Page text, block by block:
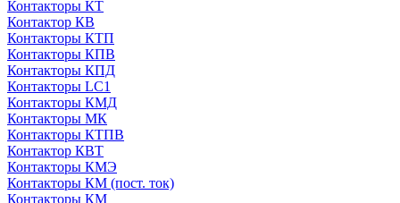
Контакторы КТ
Контактор КВ
Контакторы КТП
Контакторы КПВ
Контакторы КПД
Контакторы LC1
Контакторы КМД
Контакторы МК
Контакторы КТПВ
Контактор КВТ
Контакторы КМЭ
Контакторы КМ (пост. ток)
Контакторы КМ